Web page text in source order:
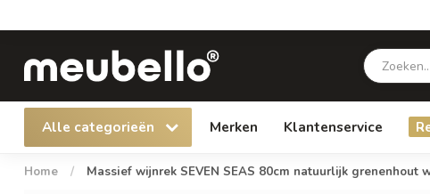
Alle categorieën Merken Klantenservice
Home / Massief wijnrek SEVEN SEAS 80cm natuurlijk